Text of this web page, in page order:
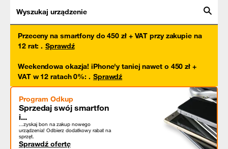
Wyszukaj urządzenie
Przeceny na smartfony do 450 zł + VAT przy zakupie na
12 rat: . Sprawdź
Weekendowa okazja! iPhone'y taniej nawet o 450 zł +
VAT w 12 ratach 0%: . Sprawdź
Program Odkup
Sprzedaj swój smartfon
i...
...zyskaj bon na zakup nowego
urządzenia! Odbierz dodatkowy rabat na
sprzęt.
Sprawdź ofertę